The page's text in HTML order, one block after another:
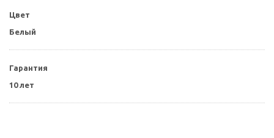
Цвет
Белый
Гарантия
10 лет